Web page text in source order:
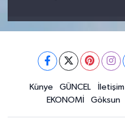
Künye GÜNCEL İletişim
EKONOMİ
Göksun